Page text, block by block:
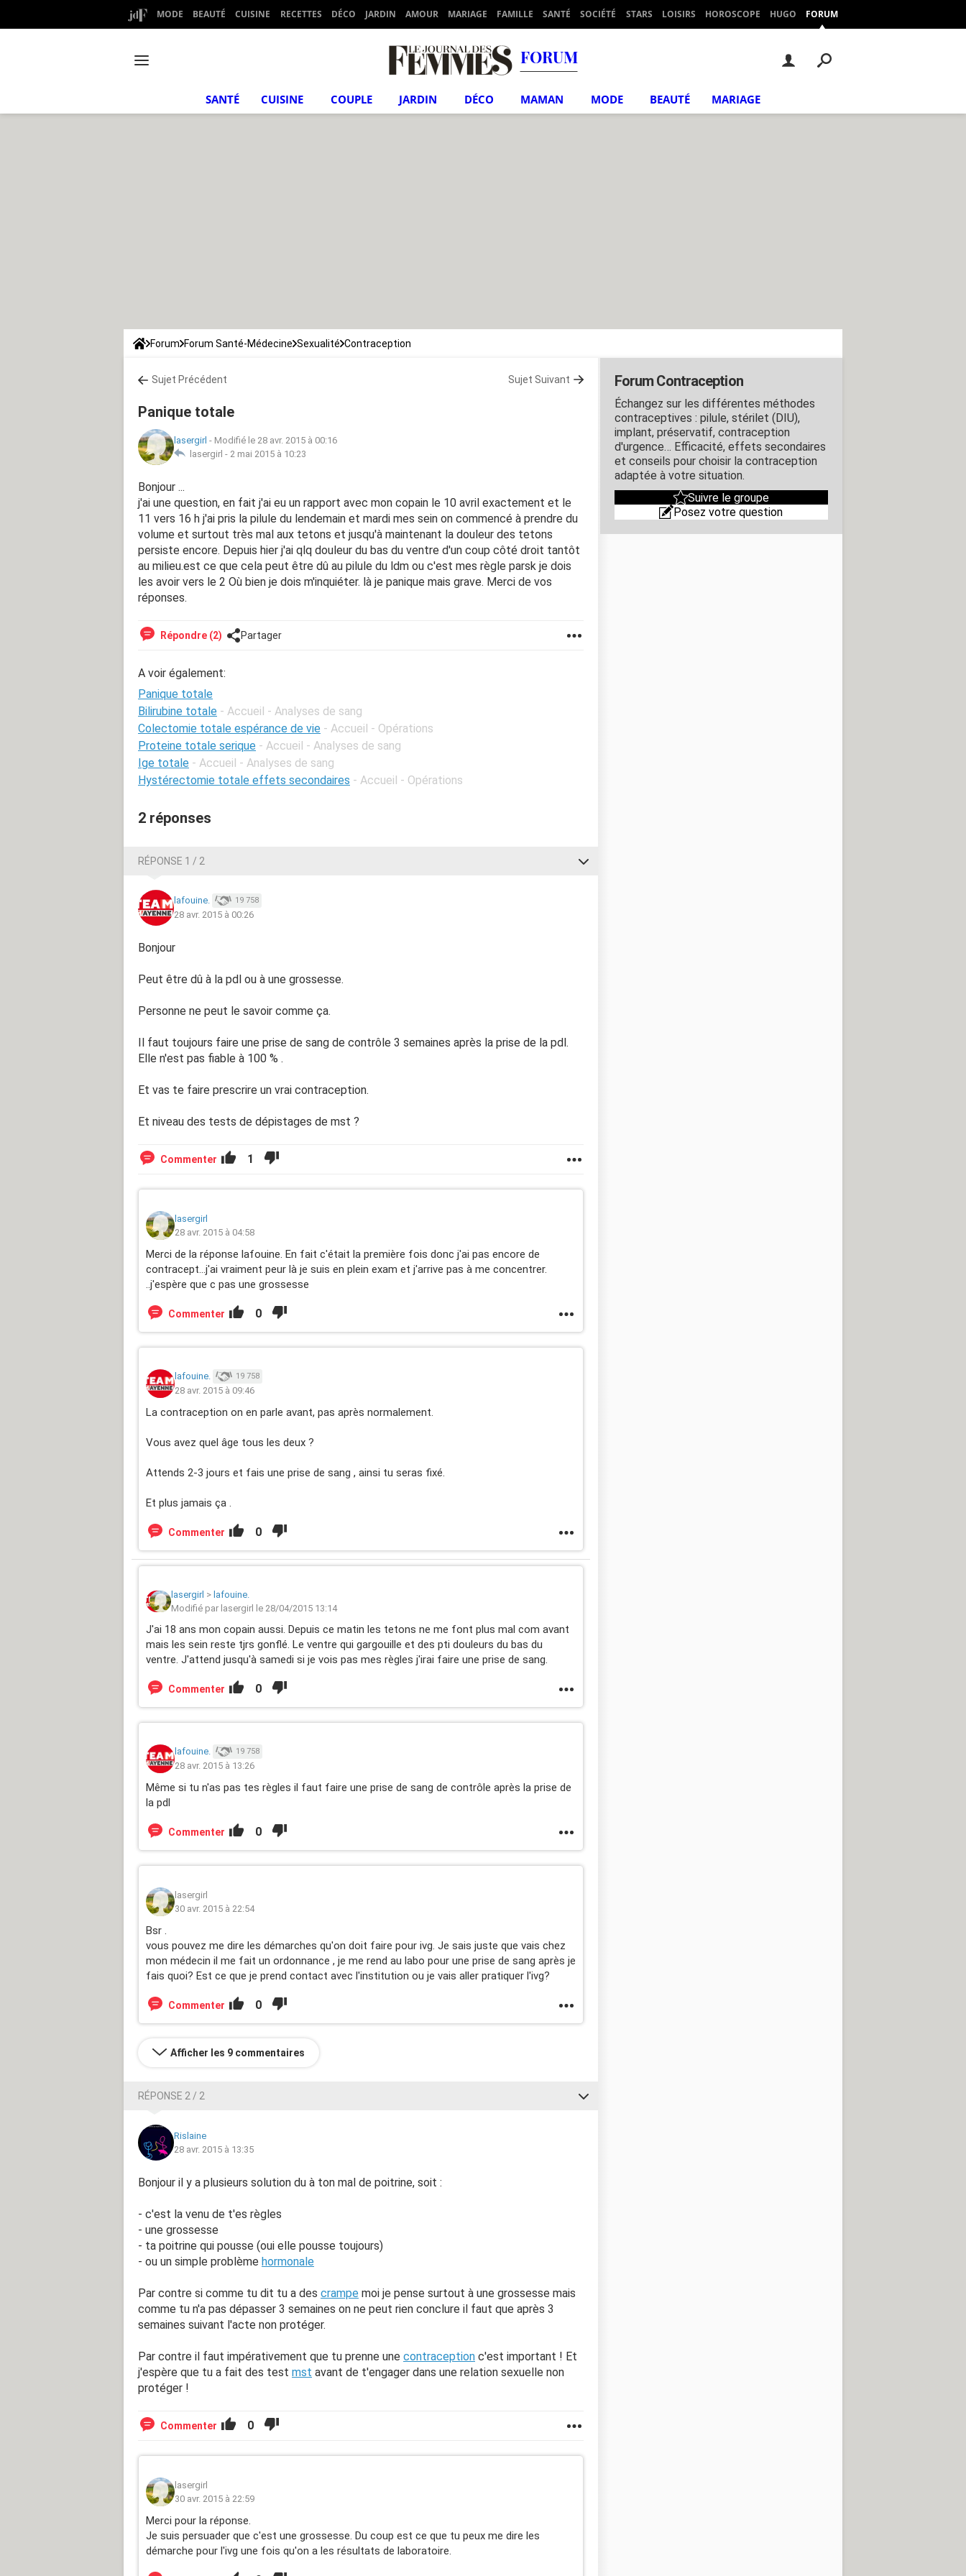
MODE BEAUTÉ CUISINE RECETTES DÉCO JARDIN AMOUR MARIAGE FAMILLE SANTÉ SOCIÉTÉ STARS LOISIRS HOROSCOPE HUGO FORUM
FORUM
SANTÉ CUISINE COUPLE JARDIN DÉCO MAMAN MODE BEAUTÉ MARIAGE
Forum Forum Santé-Médecine Sexualité Contraception
Sujet Précédent Sujet Suivant
Panique totale
lasergirl - Modifié le 28 avr. 2015 à 00:16
lasergirl - 2 mai 2015 à 10:23
Bonjour ...
j'ai une question, en fait j'ai eu un rapport avec mon copain le 10 avril exactement et le
11 vers 16 h j'ai pris la pilule du lendemain et mardi mes sein on commencé à prendre du
volume et surtout très mal aux tetons et jusqu'à maintenant la douleur des tetons
persiste encore. Depuis hier j'ai qlq douleur du bas du ventre d'un coup côté droit tantôt
au milieu.est ce que cela peut être dû au pilule du ldm ou c'est mes règle parsk je dois
les avoir vers le 2 Où bien je dois m'inquiéter. là je panique mais grave. Merci de vos
réponses.
Répondre (2) Partager
A voir également:
Panique totale
Bilirubine totale - Accueil - Analyses de sang
Colectomie totale espérance de vie - Accueil - Opérations
Proteine totale serique - Accueil - Analyses de sang
Ige totale - Accueil - Analyses de sang
Hystérectomie totale effets secondaires - Accueil - Opérations
2 réponses
RÉPONSE 1 / 2
lafouine. 19 758
28 avr. 2015 à 00:26
Bonjour
Peut être dû à la pdl ou à une grossesse.
Personne ne peut le savoir comme ça.
Il faut toujours faire une prise de sang de contrôle 3 semaines après la prise de la pdl.
Elle n'est pas fiable à 100 % .
Et vas te faire prescrire un vrai contraception.
Et niveau des tests de dépistages de mst ?
Commenter 1
lasergirl
28 avr. 2015 à 04:58
Merci de la réponse lafouine. En fait c'était la première fois donc j'ai pas encore de
contracept...j'ai vraiment peur là je suis en plein exam et j'arrive pas à me concentrer.
..j'espère que c pas une grossesse
Commenter 0
lafouine. 19 758
28 avr. 2015 à 09:46
La contraception on en parle avant, pas après normalement.
Vous avez quel âge tous les deux ?
Attends 2-3 jours et fais une prise de sang , ainsi tu seras fixé.
Et plus jamais ça .
Commenter 0
lasergirl > lafouine.
Modifié par lasergirl le 28/04/2015 13:14
J'ai 18 ans mon copain aussi. Depuis ce matin les tetons ne me font plus mal com avant
mais les sein reste tjrs gonflé. Le ventre qui gargouille et des pti douleurs du bas du
ventre. J'attend jusqu'à samedi si je vois pas mes règles j'irai faire une prise de sang.
Commenter 0
lafouine. 19 758
28 avr. 2015 à 13:26
Même si tu n'as pas tes règles il faut faire une prise de sang de contrôle après la prise de
la pdl
Commenter 0
lasergirl
30 avr. 2015 à 22:54
Bsr .
vous pouvez me dire les démarches qu'on doit faire pour ivg. Je sais juste que vais chez
mon médecin il me fait un ordonnance , je me rend au labo pour une prise de sang après je
fais quoi? Est ce que je prend contact avec l'institution ou je vais aller pratiquer l'ivg?
Commenter 0
Afficher les 9 commentaires
RÉPONSE 2 / 2
Rislaine
28 avr. 2015 à 13:35
Bonjour il y a plusieurs solution du à ton mal de poitrine, soit :
- c'est la venu de t'es règles
- une grossesse
- ta poitrine qui pousse (oui elle pousse toujours)
- ou un simple problème hormonale
Par contre si comme tu dit tu a des crampe moi je pense surtout à une grossesse mais
comme tu n'a pas dépasser 3 semaines on ne peut rien conclure il faut que après 3
semaines suivant l'acte non protéger.
Par contre il faut impérativement que tu prenne une contraception c'est important ! Et
j'espère que tu a fait des test mst avant de t'engager dans une relation sexuelle non
protéger !
Commenter 0
lasergirl
30 avr. 2015 à 22:59
Merci pour la réponse.
Je suis persuader que c'est une grossesse. Du coup est ce que tu peux me dire les
démarche pour l'ivg une fois qu'on a les résultats de laboratoire.
Forum Contraception
Échangez sur les différentes méthodes
contraceptives : pilule, stérilet (DIU),
implant, préservatif, contraception
d'urgence… Efficacité, effets secondaires
et conseils pour choisir la contraception
adaptée à votre situation.
Suivre le groupe
Posez votre question